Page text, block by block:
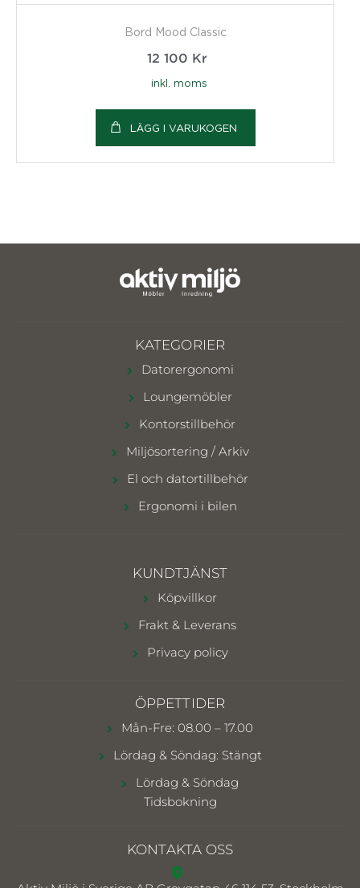
Bord Mood Classic
12 100 Kr
inkl. moms
LÄGG I VARUKOGEN
KATEGORIER
Datorergonomi
Loungemöbler
Kontorstillbehör
Miljösortering / Arkiv
El och datortillbehör
Ergonomi i bilen
KUNDTJÄNST
Köpvillkor
Frakt & Leverans
Privacy policy
ÖPPETTIDER
Mån-Fre: 08.00 – 17.00
Lördag & Söndag: Stängt
Lördag & Söndag
Tidsbokning
KONTAKTA OSS